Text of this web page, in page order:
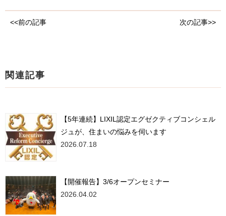
<<前の記事 次の記事>>
関連記事
【5年連続】LIXIL認定エグゼクティブコンシェル
ジュが、住まいの悩みを伺います
2026.07.18
【開催報告】3/6オープンセミナー
2026.04.02